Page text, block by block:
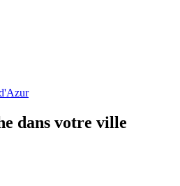
dans votre ville